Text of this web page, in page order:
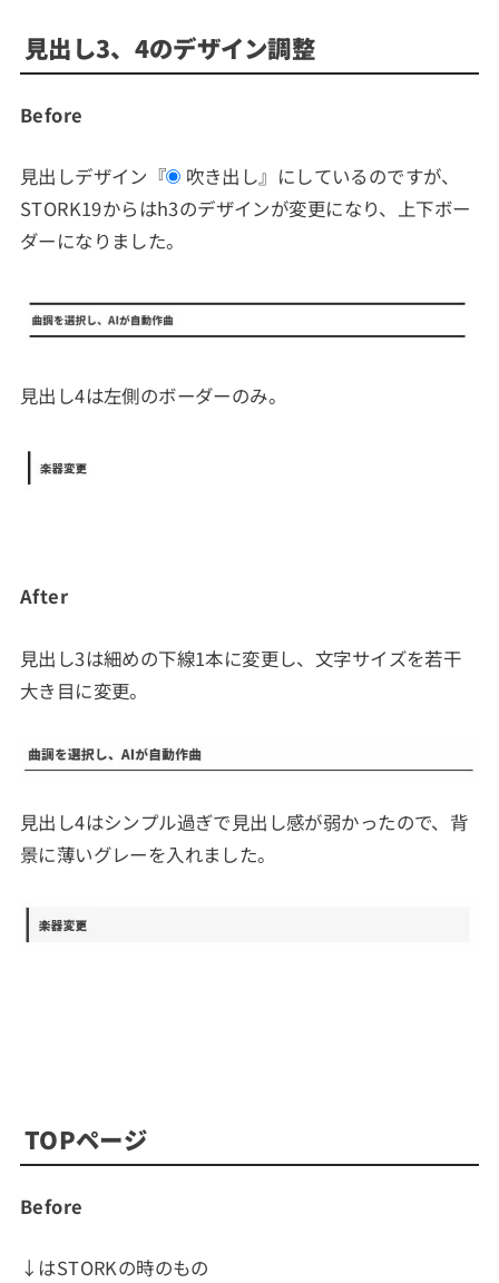
見出し3、4のデザイン調整
Before
見出しデザイン『 吹き出し』にしているのですが、
STORK19からはh3のデザインが変更になり、上下ボー
ダーになりました。
見出し4は左側のボーダーのみ。
After
見出し3は細めの下線1本に変更し、文字サイズを若干
大き目に変更。
見出し4はシンプル過ぎで見出し感が弱かったので、背
景に薄いグレーを入れました。
TOPページ
Before
↓はSTORKの時のもの